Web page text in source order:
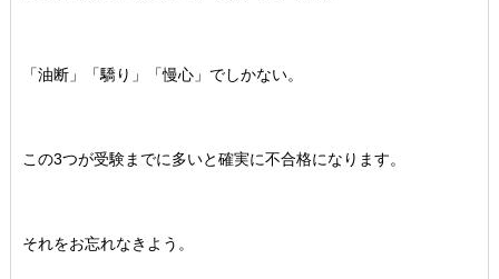
「油断」「驕り」「慢心」でしかない。
この3つが受験までに多いと確実に不合格になります。
それをお忘れなきよう。